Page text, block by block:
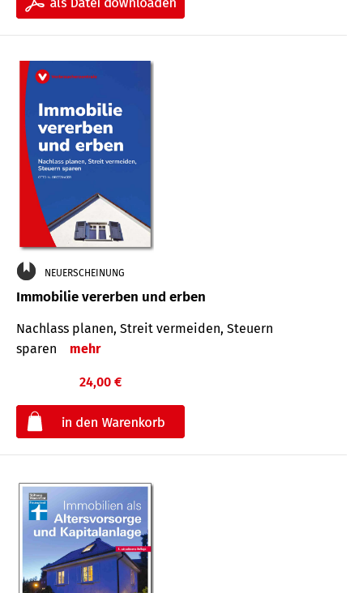
NEUERSCHEINUNG
Immobilie vererben und erben
Nachlass planen, Streit vermeiden, Steuern
sparen
mehr
24,00 €